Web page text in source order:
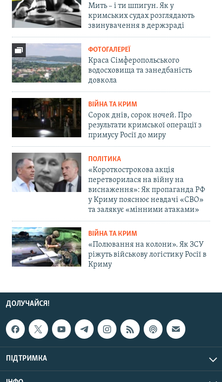
Мить – і ти шпигун. Як у
кримських судах розглядають
звинувачення в держзраді
ФОТОГАЛЕРЕЇ
Краса Сімферопольського
водосховища та занедбаність
довкола
ВІЙНА ТА КРИМ
Сорок днів, сорок ночей. Про
результати кримської операції з
примусу Росії до миру
ПОЛІТИКА
«Короткострокова акція
перетворилася на війну на
виснаження»: Як пропаганда РФ
у Криму пояснює невдачі «СВО»
та залякує «мінними атаками»
ВІЙНА ТА КРИМ
«Полювання на колони». Як ЗСУ
ріжуть військову логістику Росії в
Криму
ДОЛУЧАЙСЯ!
ПІДТРИМКА